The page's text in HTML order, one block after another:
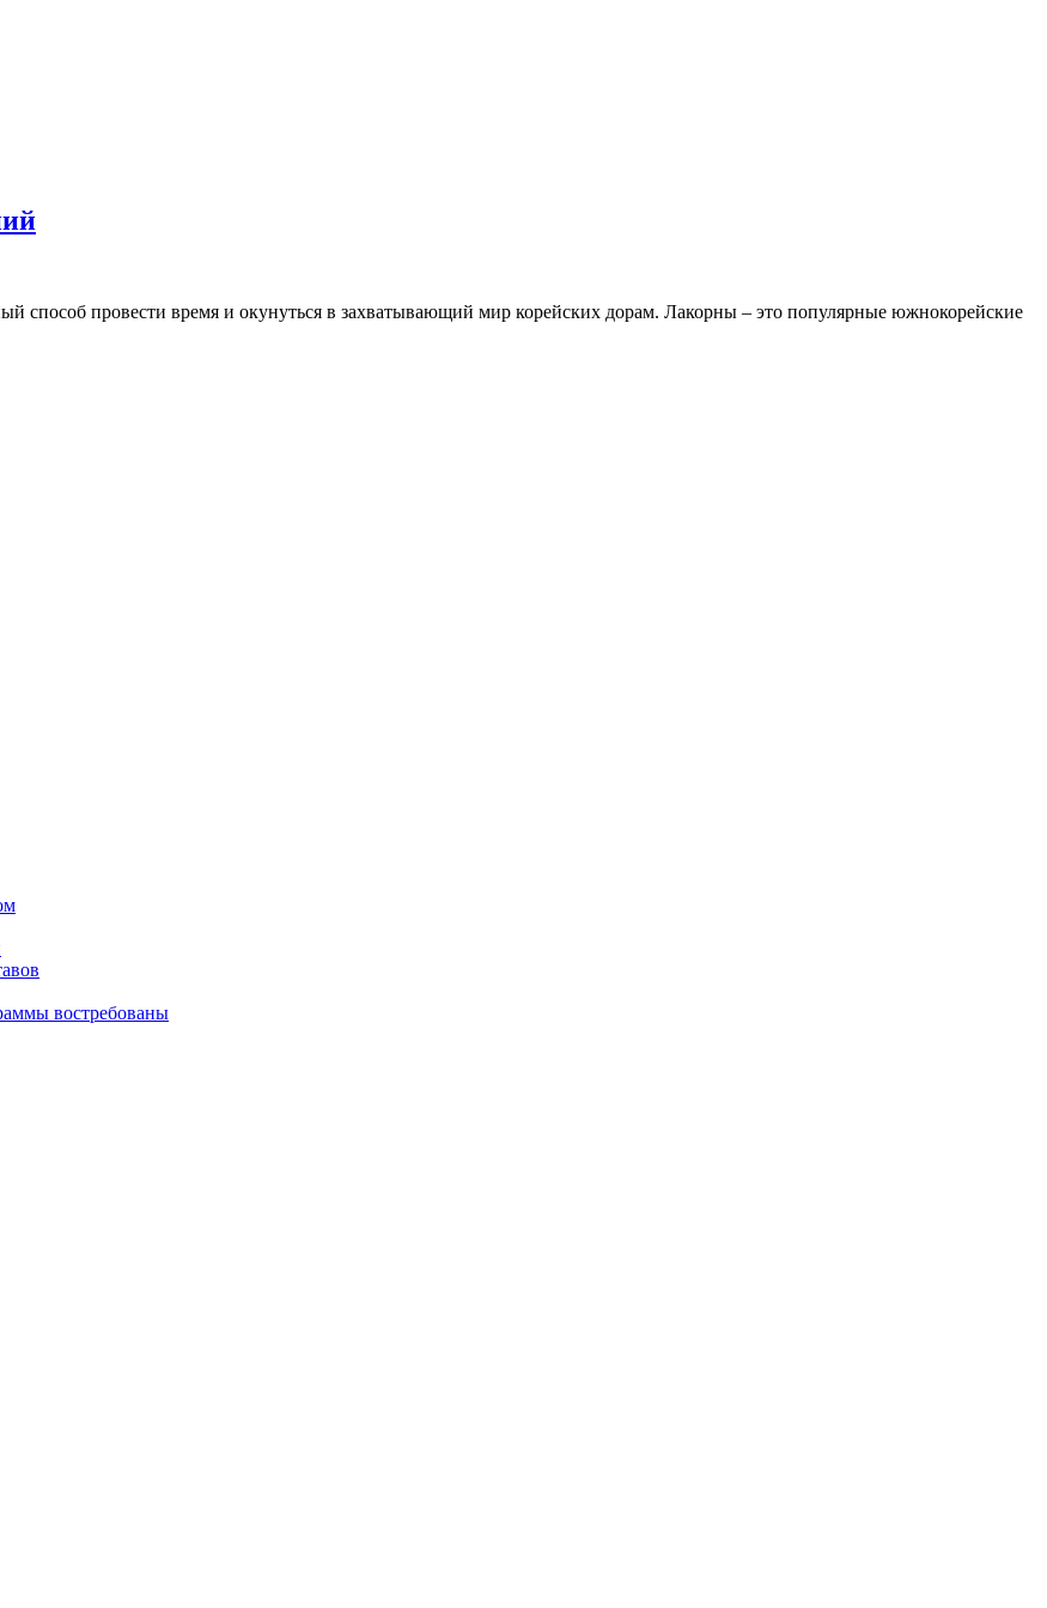
способ провести время и окунуться в захватывающий мир корейских дорам. Лакорны – это популярные южнокорейские
востребованы